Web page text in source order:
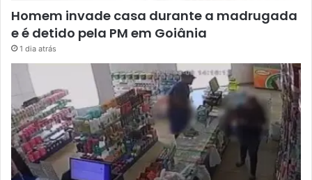
Homem invade casa durante a madrugada
e é detido pela PM em Goiânia
1 dia atrás